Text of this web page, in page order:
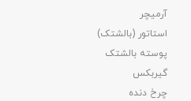
آرمیچر
استاتور (بالشتک)
پوسته بالشتک
گیربکس
چرخ دنده